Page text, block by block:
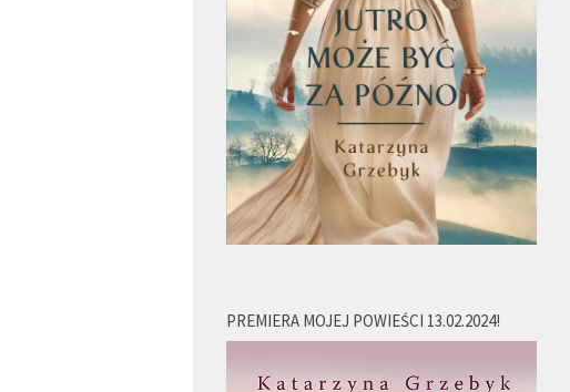
PREMIERA MOJEJ POWIEŚCI 13.02.2024!